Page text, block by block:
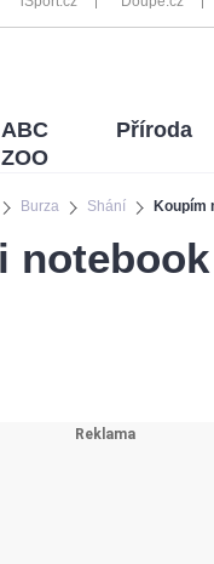
Burza Shání Koupím
ABC
ZOO
Příroda
notebook